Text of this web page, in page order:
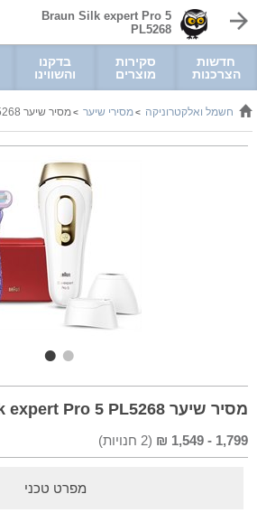
Braun Silk expert Pro 5
PL5268
חדשות
הצרכנות
סקירות
מוצרים
בדקנו
והשווינו
> חשמל ואלקטרוניקה >מסירי שיער >מסיר שיער Braun Silk expert Pro 5 PL5268
מסיר שיער Braun Silk expert Pro 5 PL5268
1,799
-
1,549
₪
(
2 חנויות)
מפרט טכני